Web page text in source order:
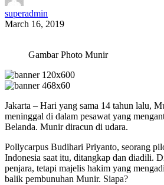
superadmin
March 16, 2019
Gambar Photo Munir
Jakarta – Hari yang sama 14 tahun lalu,
meninggal di dalam pesawat yang
Belanda. Munir diracun di udara.
Pollycarpus Budihari Priyanto, seorang
Indonesia saat itu, ditangkap dan diadili.
penjara, tetapi majelis hakim yang
balik pembunuhan Munir. Siapa?